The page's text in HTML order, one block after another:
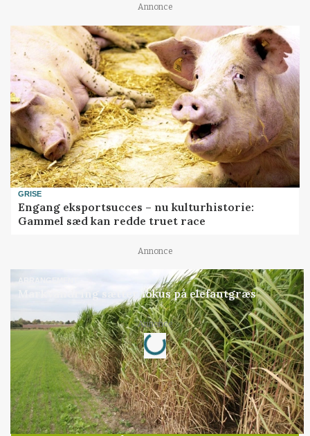
Annonce
GRISE
Engang eksportsucces – nu kulturhistorie:
Gammel sæd kan redde truet race
Annonce
ARRANGEMENT
Markvandring sætter fokus på elefantgræs
Annonce
Loading...
Jobs
i samarbejde med